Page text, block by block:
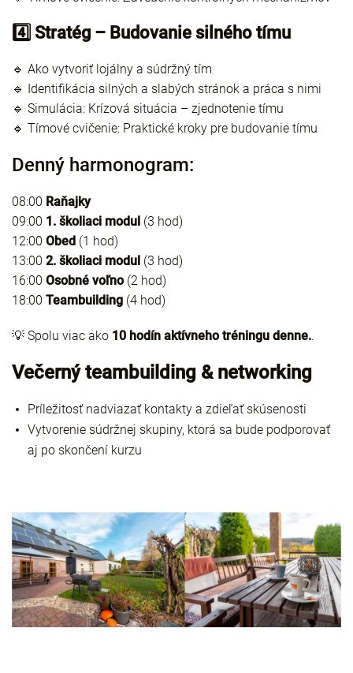
4️⃣ Stratég – Budovanie silného tímu
🔹 Ako vytvoriť lojálny a súdržný tím
🔹 Identifikácia silných a slabých stránok a práca s nimi
🔹 Simulácia: Krízová situácia – zjednotenie tímu
🔹 Tímové cvičenie: Praktické kroky pre budovanie tímu
Denný harmonogram:
08:00 Raňajky
09:00 1. školiaci modul (3 hod)
12:00 Obed (1 hod)
13:00 2. školiaci modul (3 hod)
16:00 Osobné voľno (2 hod)
18:00 Teambuilding (4 hod)
💡 Spolu viac ako 10 hodín aktívneho tréningu denne..
Večerný teambuilding & networking
Príležitosť nadviazať kontakty a zdieľať skúsenosti
Vytvorenie súdržnej skupiny, ktorá sa bude podporovať
aj po skončení kurzu